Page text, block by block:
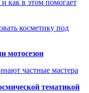
как в этом помогает
косметику под
мотосезон
частные мастера
тематикой